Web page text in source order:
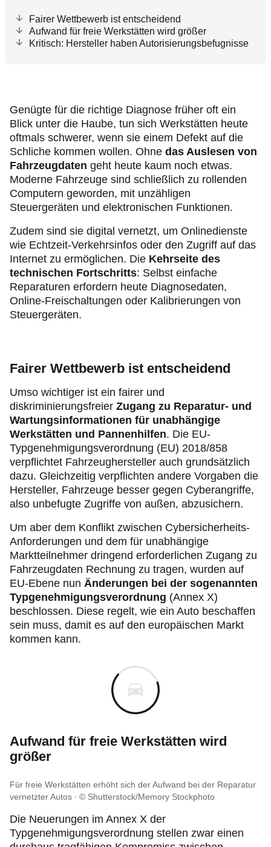
Fairer Wettbewerb ist entscheidend
Aufwand für freie Werkstätten wird größer
Kritisch: Hersteller haben Autorisierungsbefugnisse
Genügte für die richtige Diagnose früher oft ein
Blick unter die Haube, tun sich Werkstätten heute
oftmals schwerer, wenn sie einem Defekt auf die
Schliche kommen wollen. Ohne das Auslesen von
Fahrzeugdaten geht heute kaum noch etwas.
Moderne Fahrzeuge sind schließlich zu rollenden
Computern geworden, mit unzähligen
Steuergeräten und elektronischen Funktionen.
Zudem sind sie digital vernetzt, um Onlinedienste
wie Echtzeit-Verkehrsinfos oder den Zugriff auf das
Internet zu ermöglichen. Die Kehrseite des
technischen Fortschritts: Selbst einfache
Reparaturen erfordern heute Diagnosedaten,
Online‑Freischaltungen oder Kalibrierungen von
Steuergeräten.
Fairer Wettbewerb ist entscheidend
Umso wichtiger ist ein fairer und
diskriminierungsfreier Zugang zu Reparatur‑ und
Wartungsinformationen für unabhängige
Werkstätten und Pannenhilfen. Die EU-
Typgenehmigungsverordnung (EU) 2018/858
verpflichtet Fahrzeughersteller auch grundsätzlich
dazu. Gleichzeitig verpflichten andere Vorgaben die
Hersteller, Fahrzeuge besser gegen Cyberangriffe,
also unbefugte Zugriffe von außen, abzusichern.
Um aber dem Konflikt zwischen Cybersicherheits-
Anforderungen und dem für unabhängige
Marktteilnehmer dringend erforderlichen Zugang zu
Fahrzeugdaten Rechnung zu tragen, wurden auf
EU-Ebene nun Änderungen bei der sogenannten
Typgenehmigungsverordnung (Annex X)
beschlossen. Diese regelt, wie ein Auto beschaffen
sein muss, damit es auf den europäischen Markt
kommen kann.
Aufwand für freie Werkstätten wird
größer
Für freie Werkstätten erhöht sich der Aufwand bei der Reparatur
vernetzter Autos
© Shutterstock/Memory Stockphoto
Die Neuerungen im Annex X der
Typgenehmigungsverordnung stellen zwar einen